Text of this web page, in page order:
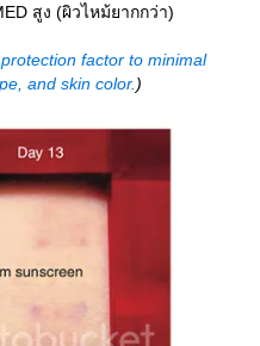
สูง (ผิวไหม้ยากกว่า)
factor to minimal
and skin color. )